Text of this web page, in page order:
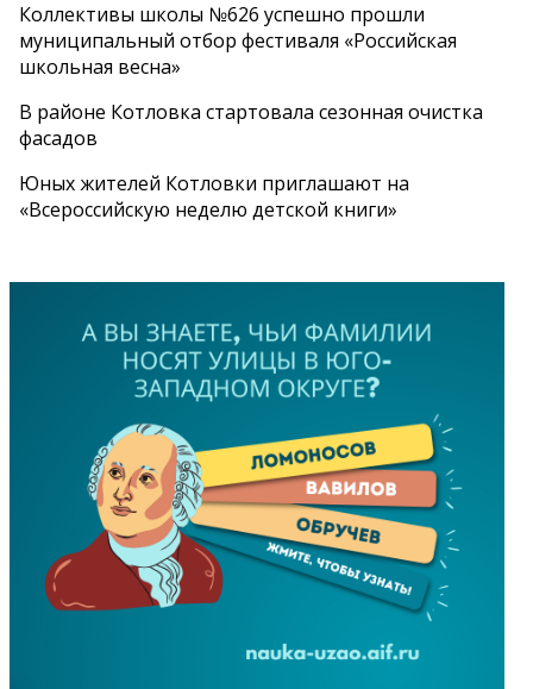
Коллективы школы №626 успешно прошли
муниципальный отбор фестиваля «Российская
школьная весна»
В районе Котловка стартовала сезонная очистка
фасадов
Юных жителей Котловки приглашают на
«Всероссийскую неделю детской книги»